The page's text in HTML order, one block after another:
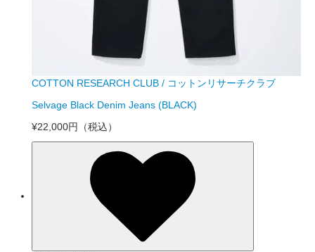
COTTON RESEARCH CLUB / コットンリサーチクラブ
Selvage Black Denim Jeans (BLACK)
¥22,000円
（税込）